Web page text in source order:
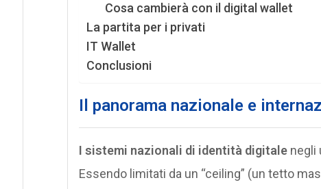
Cosa cambierà con il digital wallet
La partita per i privati
IT Wallet
Conclusioni
Il panorama nazionale e
I sistemi nazionali di identità digitalenegli
Essendo limitati da un “ceiling” (un tetto